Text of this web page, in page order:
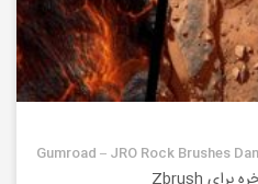
Gumroad – JRO Rock Brushes